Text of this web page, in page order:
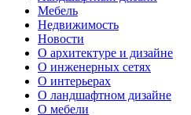
Мебель
Недвижимость
Новости
О архитектуре и дизайне
О инженерных сетях
О интерьерах
О ландшафтном дизайне
О мебели